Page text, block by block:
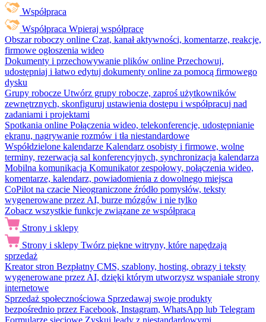
Współpraca
Współpraca Wpieraj współpracę
Obszar roboczy online Czat, kanał aktywności, komentarze, reakcje,
firmowe ogłoszenia wideo
Dokumenty i przechowywanie plików online Przechowuj,
udostępniaj i łatwo edytuj dokumenty online za pomocą firmowego
dysku
Grupy robocze Utwórz grupy robocze, zaproś użytkowników
zewnętrznych, skonfiguruj ustawienia dostępu i współpracuj nad
zadaniami i projektami
Spotkania online Połączenia wideo, telekonferencje, udostępnianie
ekranu, nagrywanie rozmów i tła niestandardowe
Współdzielone kalendarze Kalendarz osobisty i firmowe, wolne
terminy, rezerwacja sal konferencyjnych, synchronizacja kalendarza
Mobilna komunikacja Komunikator zespołowy, połączenia wideo,
komentarze, kalendarz, powiadomienia z dowolnego miejsca
CoPilot na czacie Nieograniczone źródło pomysłów, teksty
wygenerowane przez AI, burze mózgów i nie tylko
Zobacz wszystkie funkcje związane ze współpracą
Strony i sklepy
Strony i sklepy Twórz piękne witryny, które napędzają
sprzedaż
Kreator stron Bezpłatny CMS, szablony, hosting, obrazy i teksty
wygenerowane przez AI, dzięki którym utworzysz wspaniałe strony
internetowe
Sprzedaż społecznościowa Sprzedawaj swoje produkty
bezpośrednio przez Facebook, Instagram, WhatsApp lub Telegram
Formularze sieciowe Zyskuj leady z niestandardowymi